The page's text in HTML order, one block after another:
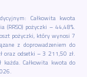
Całkowita kwota
(RRSO) pożyczki – 44,48%.
pożyczki, który wynosi 7
z doprowadzeniem do
oraz odsetki – 3 211,50 zł.
Całkowita kwota do